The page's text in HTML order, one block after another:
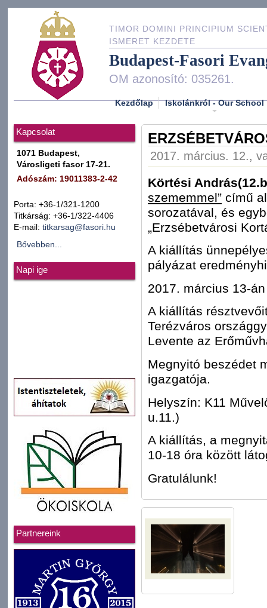
TIMOR DOMINI PRINCIPIUM
ISMERET KEZDETE
Budapest-Fasori
OM azonosító: 035261.
Kezdőlap Iskolánkról - Our School
Kapcsolat
1071 Budapest,
Városligeti fasor 17-21.
Adószám: 19011383-2-42
Porta: +36-1/321-1200
Titkárság: +36-1/322-4406
E-mail: titkarsag@fasori.hu
Bővebben...
Napi ige
Partnereink
2017. március. 12.,
Körtési
szememmel” című
sorozatával, és
„Erzsébetvárosi
A kiállítás
pályázat
2017. március 13-
A kiállítás
Terézváros
Levente az
Megnyitó beszédet
igazgatója.
Helyszín: K11
u.11.)
A kiállítás, a
10-18 óra között
Gratulálunk!